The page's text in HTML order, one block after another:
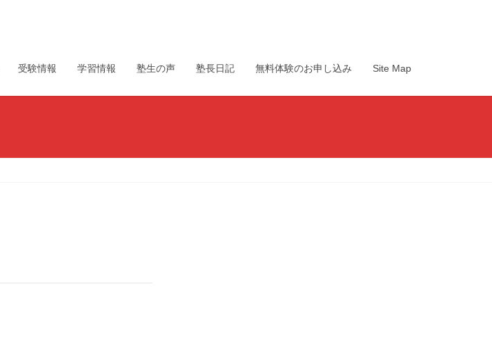
受験情報 学習情報 塾生の声 塾長日記 無料体験のお申し込み Site Map